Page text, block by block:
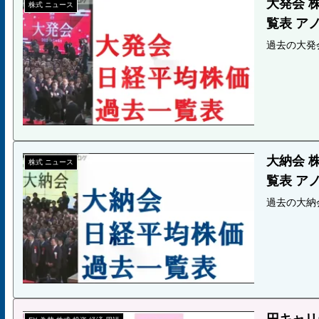
株式 ニュース
大発会
覧表 ア
過去の大
株式 ニュース
大納会
覧表 ア
過去の大